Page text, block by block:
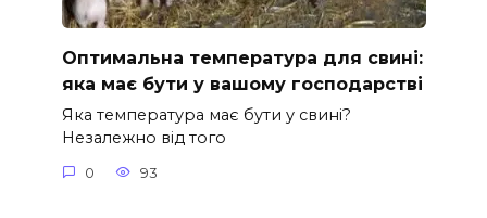
Оптимальна температура для свині:
яка має бути у вашому господарстві
Яка температура має бути у свині?
Незалежно від того
0 93